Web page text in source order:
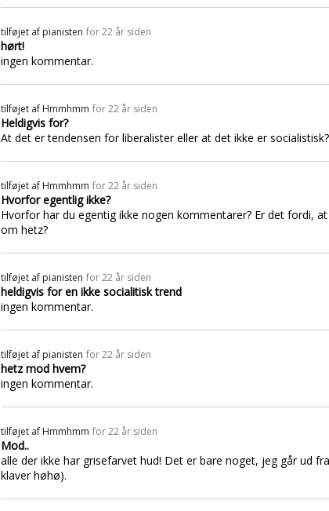
tilføjet af pianisten for 22 år siden
hørt!
ingen kommentar.
tilføjet af Hmmhmm for 22 år siden
Heldigvis for?
At det er tendensen for liberalister eller at det ikke er socialistisk?
tilføjet af Hmmhmm for 22 år siden
Hvorfor egentlig ikke?
Hvorfor har du egentig ikke nogen kommentarer? Er det fordi,
om hetz?
tilføjet af pianisten for 22 år siden
heldigvis for en ikke socialitisk trend
ingen kommentar.
tilføjet af pianisten for 22 år siden
hetz mod hvem?
ingen kommentar.
tilføjet af Hmmhmm for 22 år siden
Mod..
alle der ikke har grisefarvet hud! Det er bare noget, jeg går ud
klaver høhø).